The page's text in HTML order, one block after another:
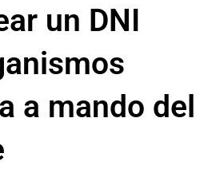
un DNI
a mando del